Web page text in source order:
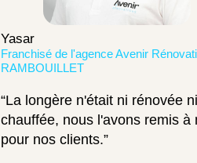
Yasar
Franchisé de l'agence Avenir
RAMBOUILLET
“La longère n'était ni rénovée ni
chauffée, nous l'avons remis à
pour nos clients.”